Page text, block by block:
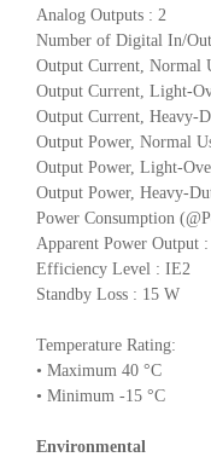
Analog Outputs : 2
Number of Digital In/
Output Current, Normal
Output Current, Light-
Output Current, Heavy-
Output Power, Normal
Output Power, Light-
Output Power, Heavy-
Power Consumption
Apparent Power Output
Efficiency Level : IE2
Standby Loss : 15 W
Temperature Rating:
• Maximum 40 °C
• Minimum -15 °C
Environmental